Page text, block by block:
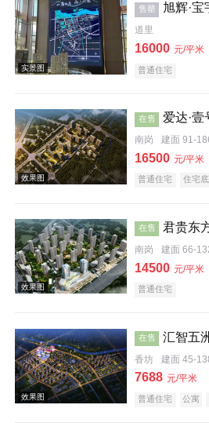
效果图
效果图
售罄 旭辉·
道里
16000 元/平米
普通住宅
在售 爱达·壹
南岗 建面 91-
16500 元/平米
普通住宅 住宅
在售 君贵东
南岗 建面 66-
14500 元/平米
普通住宅
在售 汇智五
香坊 建面 45-
7688 元/平米
普通住宅 公寓